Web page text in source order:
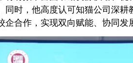
同时，他高度认可知猫公司深耕
合作，实现双向赋能、协同发